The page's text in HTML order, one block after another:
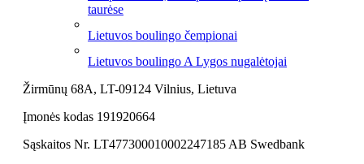
taurėse
Lietuvos boulingo čempionai
Lietuvos boulingo A Lygos nugalėtojai
Žirmūnų 68A, LT-09124 Vilnius, Lietuva
Įmonės kodas 191920664
Sąskaitos Nr. LT477300010002247185 AB Swedbank